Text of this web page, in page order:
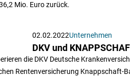
Mio. Euro zurück.
02.02.2022Unternehmen
DKV und
die DKV Deutsche
Rentenversicherung Knappschaft-